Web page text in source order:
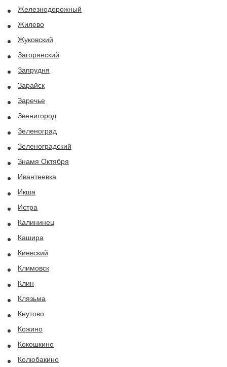
Железнодорожный
Жилево
Жуковский
Загорянский
Запрудня
Зарайск
Заречье
Звенигород
Зеленоград
Зеленоградский
Знамя Октября
Ивантеевка
Икша
Истра
Калининец
Кашира
Киевский
Климовск
Клин
Клязьма
Кнутово
Кожино
Кокошкино
Колюбакино